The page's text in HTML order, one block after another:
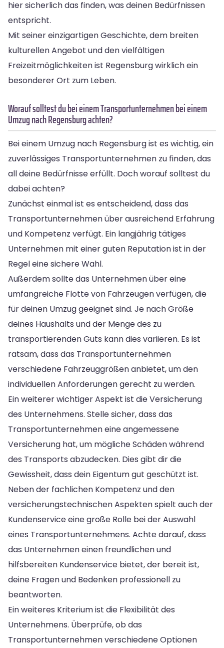
hier sicherlich das finden, was deinen Bedürfnissen
entspricht.
Mit seiner einzigartigen Geschichte, dem breiten
kulturellen Angebot und den vielfältigen
Freizeitmöglichkeiten ist Regensburg wirklich ein
besonderer Ort zum Leben.
Worauf solltest du bei einem Transportunternehmen bei einem
Umzug nach Regensburg achten?
Bei einem Umzug nach Regensburg ist es wichtig, ein
zuverlässiges Transportunternehmen zu finden, das
all deine Bedürfnisse erfüllt. Doch worauf solltest du
dabei achten?
Zunächst einmal ist es entscheidend, dass das
Transportunternehmen über ausreichend Erfahrung
und Kompetenz verfügt. Ein langjährig tätiges
Unternehmen mit einer guten Reputation ist in der
Regel eine sichere Wahl.
Außerdem sollte das Unternehmen über eine
umfangreiche Flotte von Fahrzeugen verfügen, die
für deinen Umzug geeignet sind. Je nach Größe
deines Haushalts und der Menge des zu
transportierenden Guts kann dies variieren. Es ist
ratsam, dass das Transportunternehmen
verschiedene Fahrzeuggrößen anbietet, um den
individuellen Anforderungen gerecht zu werden.
Ein weiterer wichtiger Aspekt ist die Versicherung
des Unternehmens. Stelle sicher, dass das
Transportunternehmen eine angemessene
Versicherung hat, um mögliche Schäden während
des Transports abzudecken. Dies gibt dir die
Gewissheit, dass dein Eigentum gut geschützt ist.
Neben der fachlichen Kompetenz und den
versicherungstechnischen Aspekten spielt auch der
Kundenservice eine große Rolle bei der Auswahl
eines Transportunternehmens. Achte darauf, dass
das Unternehmen einen freundlichen und
hilfsbereiten Kundenservice bietet, der bereit ist,
deine Fragen und Bedenken professionell zu
beantworten.
Ein weiteres Kriterium ist die Flexibilität des
Unternehmens. Überprüfe, ob das
Transportunternehmen verschiedene Optionen